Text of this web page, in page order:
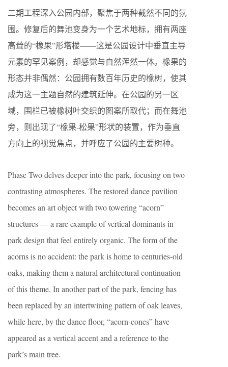
二期工程深入公园内部，聚焦于两种截然不同的氛
围。修复后的舞池变身为一个艺术地标，拥有两座
高耸的“橡果”形塔楼——这是公园设计中垂直主导
元素的罕见案例，却感觉与自然浑然一体。橡果的
形态并非偶然：公园拥有数百年历史的橡树，使其
成为这一主题自然的建筑延伸。在公园的另一区
域，围栏已被橡树叶交织的图案所取代；而在舞池
旁，则出现了“橡果-松果”形状的装置，作为垂直
方向上的视觉焦点，并呼应了公园的主要树种。
Phase Two delves deeper into the park, focusing on two
contrasting atmospheres. The restored dance pavilion
becomes an art object with two towering “acorn”
structures — a rare example of vertical dominants in
park design that feel entirely organic. The form of the
acorns is no accident: the park is home to centuries-old
oaks, making them a natural architectural continuation
of this theme. In another part of the park, fencing has
been replaced by an intertwining pattern of oak leaves,
while here, by the dance floor, “acorn-cones” have
appeared as a vertical accent and a reference to the
park’s main tree.